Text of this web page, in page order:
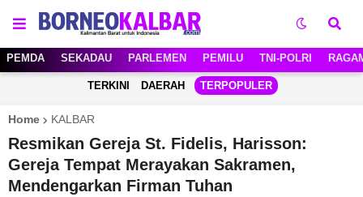
PEMDA SEKADAU PARLEMEN PEMILU TNI-POLRI
TERKINI DAERAH TERPOPULER
Home KALBAR
Resmikan Gereja St. Fidelis, Harisson:
Gereja Tempat Merayakan Sakramen,
Mendengarkan Firman Tuhan